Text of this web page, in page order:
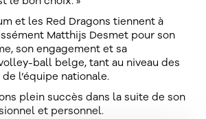
et les Red Dragons tiennent à
Matthijs Desmet pour son
son engagement et sa
ball belge, tant au niveau des
l’équipe nationale.
plein succès dans la suite de son
et personnel.